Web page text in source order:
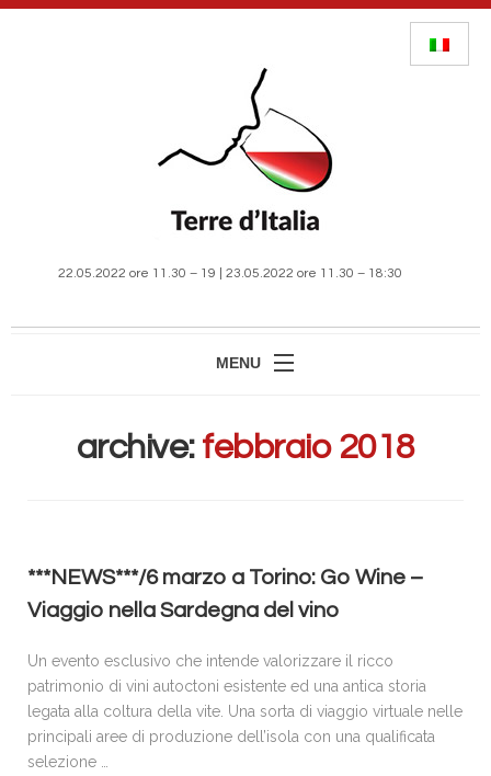
22.05.2022 ore 11.30 – 19 | 23.05.2022 ore 11.30 – 18:30
MENU
MANIFESTAZIONE
ACCREDITI E PRENOTAZIONI
SPONSOR & PARTNERS
NEWS
CONTATTI
POLICY
archive: febbraio 2018
***NEWS***/6 marzo a Torino: Go Wine –
Viaggio nella Sardegna del vino
Un evento esclusivo che intende valorizzare il ricco
patrimonio di vini autoctoni esistente ed una antica storia
legata alla coltura della vite. Una sorta di viaggio virtuale nelle
principali aree di produzione dell’isola con una qualificata
selezione …